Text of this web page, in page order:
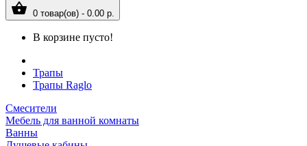
0 товар(ов) - 0.00 р.
В корзине пусто!
Трапы
Трапы Raglo
Смесители
Мебель для ванной комнаты
Ванны